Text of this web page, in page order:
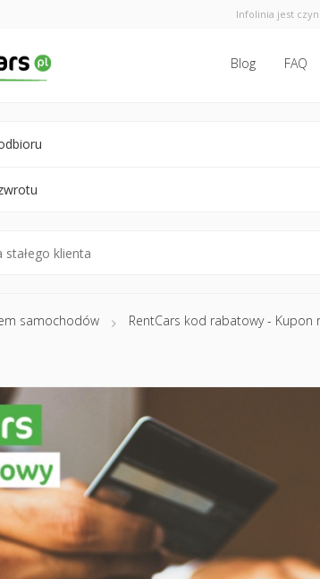
Infolinia jest
Blog FAQ
samochodów RentCars kod rabatowy - Kupon